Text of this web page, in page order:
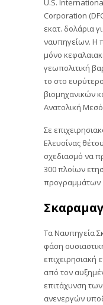
Corporation
εκατ. δολάρια
ναυπηγείων. Η
μόνο
γεωπολιτική
το στο
βιομηχανικών
Ανατολική
Σε
Ελευσίνας
σχεδιασμό να
300 πλοίων
προγραμμάτων
Τα Ναυπηγεία
φάση
επιχειρησιακή
από τον
επιτάχυνση
ανενεργών